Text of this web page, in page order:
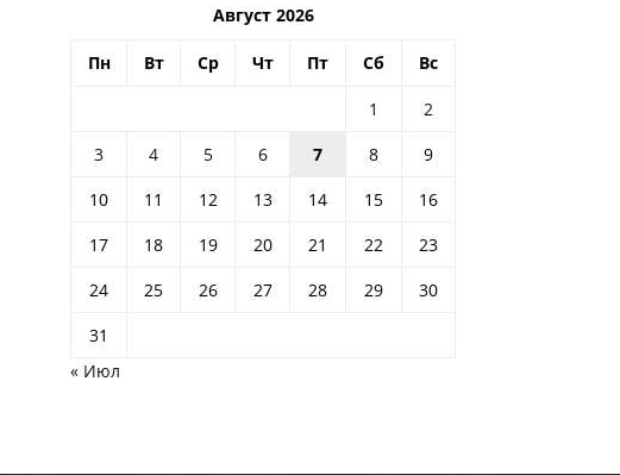
Август 2026
Пн Вт Ср Чт Пт Сб Вс
1
2
3
4 5 6 7 8
9
10
11 12 13 14 15
16
17
18 19 20 21 22
23
24
25 26 27 28 29
30
31
« Июл